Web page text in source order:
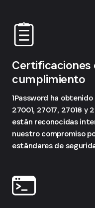
cumplimiento
1Password ha
27001, 27017, 27018 y
están reconocidas
nuestro compromiso
estándares de